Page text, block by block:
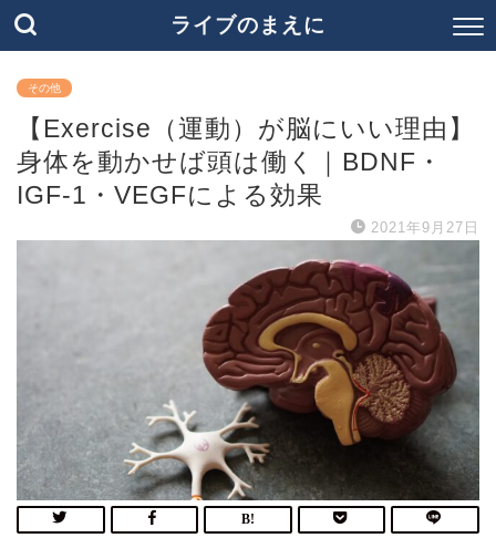
ライブのまえに
その他
【Exercise（運動）が脳にいい理由】
身体を動かせば頭は働く｜BDNF・
IGF-1・VEGFによる効果
2021年9月27日